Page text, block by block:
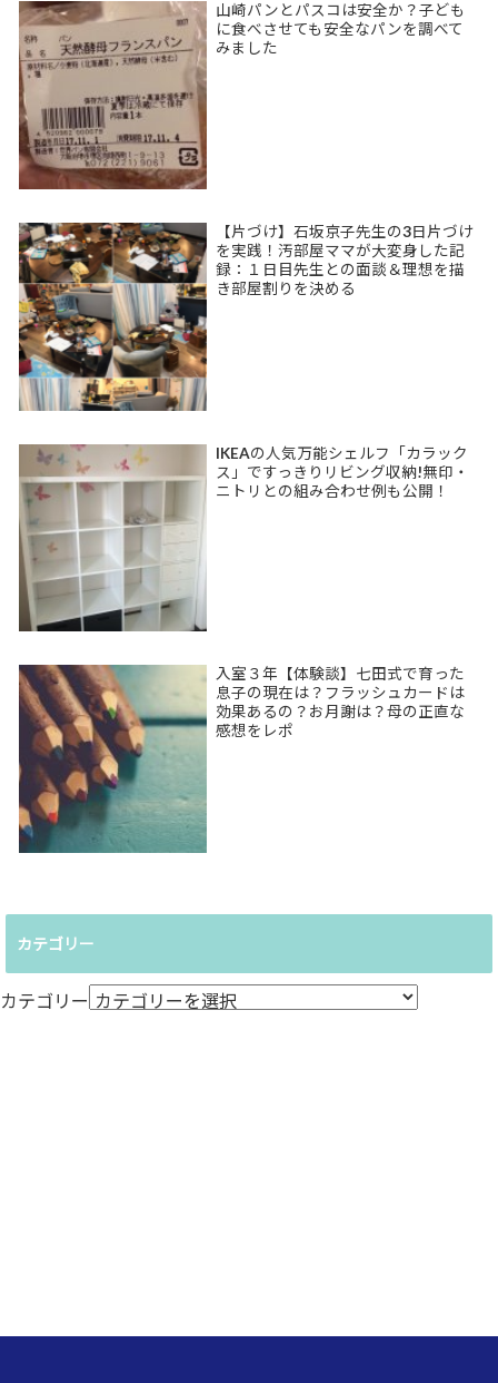
山崎パンとパスコは安全か？子ども
に食べさせても安全なパンを調べて
みました
【片づけ】石坂京子先生の3日片づけ
を実践！汚部屋ママが大変身した記
録：１日目先生との面談＆理想を描
き部屋割りを決める
IKEAの人気万能シェルフ「カラック
ス」ですっきりリビング収納!無印・
ニトリとの組み合わせ例も公開！
入室３年【体験談】七田式で育った
息子の現在は？フラッシュカードは
効果あるの？お月謝は？母の正直な
感想をレポ
カテゴリー
カテゴリー